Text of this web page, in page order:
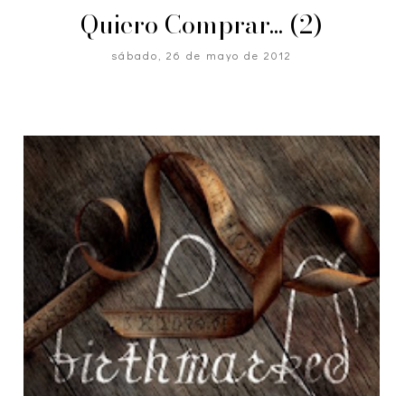
Quiero Comprar... (2)
sábado, 26 de mayo de 2012